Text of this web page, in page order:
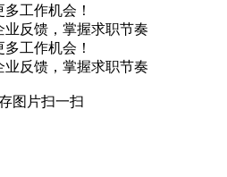
工作机会！
反馈，掌握求职节奏
工作机会！
反馈，掌握求职节奏
图片扫一扫